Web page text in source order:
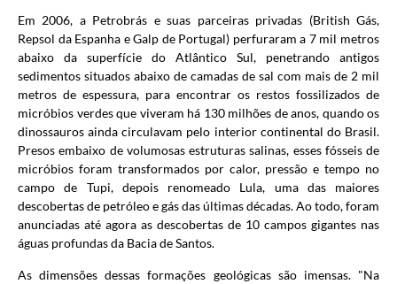
Em 2006, a Petrobrás e suas parceiras privadas (British Gás,
Repsol da Espanha e Galp de Portugal) perfuraram a 7 mil metros
abaixo da superfície do Atlântico Sul, penetrando antigos
sedimentos situados abaixo de camadas de sal com mais de 2 mil
metros de espessura, para encontrar os restos fossilizados de
micróbios verdes que viveram há 130 milhões de anos, quando os
dinossauros ainda circulavam pelo interior continental do Brasil.
Presos embaixo de volumosas estruturas salinas, esses fósseis de
micróbios foram transformados por calor, pressão e tempo no
campo de Tupi, depois renomeado Lula, uma das maiores
descobertas de petróleo e gás das últimas décadas. Ao todo, foram
anunciadas até agora as descobertas de 10 campos gigantes nas
águas profundas da Bacia de Santos.
As dimensões dessas formações geológicas são imensas. "Na